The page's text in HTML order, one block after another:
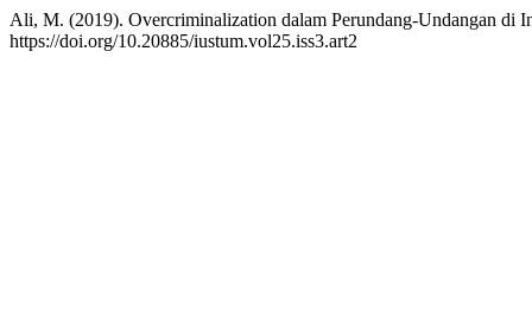
Ali, M. (2019). Overcriminalization dalam Perundang-Undangan di
https://doi.org/10.20885/iustum.vol25.iss3.art2